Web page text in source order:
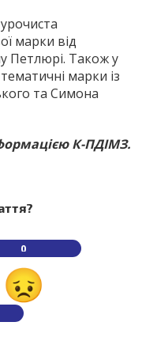
марки від
Петлюрі. Також у
марки із
та Симона
К-ПДІМЗ.
0